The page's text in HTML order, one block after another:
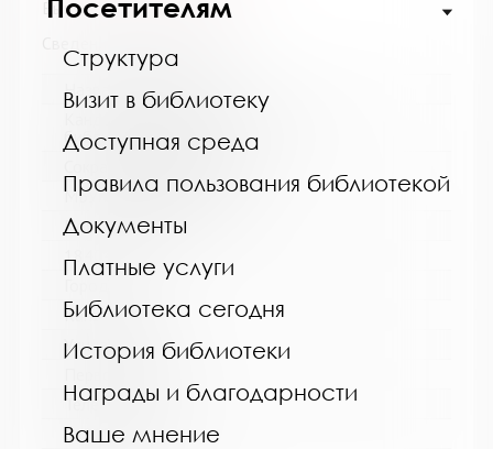
Посетителям
Структура
Визит в библиотеку
Доступная среда
Правила пользования библиотекой
Документы
Платные услуги
Библиотека сегодня
История библиотеки
Награды и благодарности
Ваше мнение
Выпуск №2 от 2025 года
Название библиотеки:
Кандалакшская централизованная
библиотечная система
МБУ Кандалакшская ЦБС
Почтовый индекс:
184042
Кандалакша
Улица, дом:
Телефон:
8 (81533) 9-21-92